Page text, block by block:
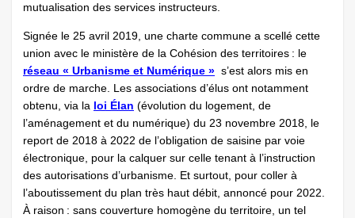
mutualisation des services instructeurs.
Signée le 25 avril 2019, une charte commune a scellé cette
union avec le ministère de la Cohésion des territoires : le
réseau « Urbanisme et Numérique » s’est alors mis en
ordre de marche. Les associations d’élus ont notamment
obtenu, via la loi Élan (évolution du logement, de
l’aménagement et du numérique) du 23 novembre 2018, le
report de 2018 à 2022 de l’obligation de saisine par voie
électronique, pour la calquer sur celle tenant à l’instruction
des autorisations d’urbanisme. Et surtout, pour coller à
l’aboutissement du plan très haut débit, annoncé pour 2022.
À raison : sans couverture homogène du territoire, un tel